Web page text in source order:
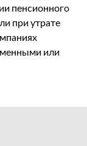
пенсионного
при утрате
или